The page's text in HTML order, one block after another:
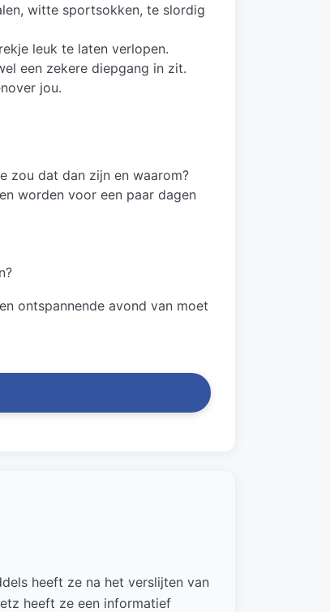
witte sportsokken, te slordig
leuk te laten verlopen.
een zekere diepgang in zit.
jou.
zou dat dan zijn en waarom?
worden voor een paar dagen
ontspannende avond van moet
heeft ze na het verslijten van
heeft ze een informatief